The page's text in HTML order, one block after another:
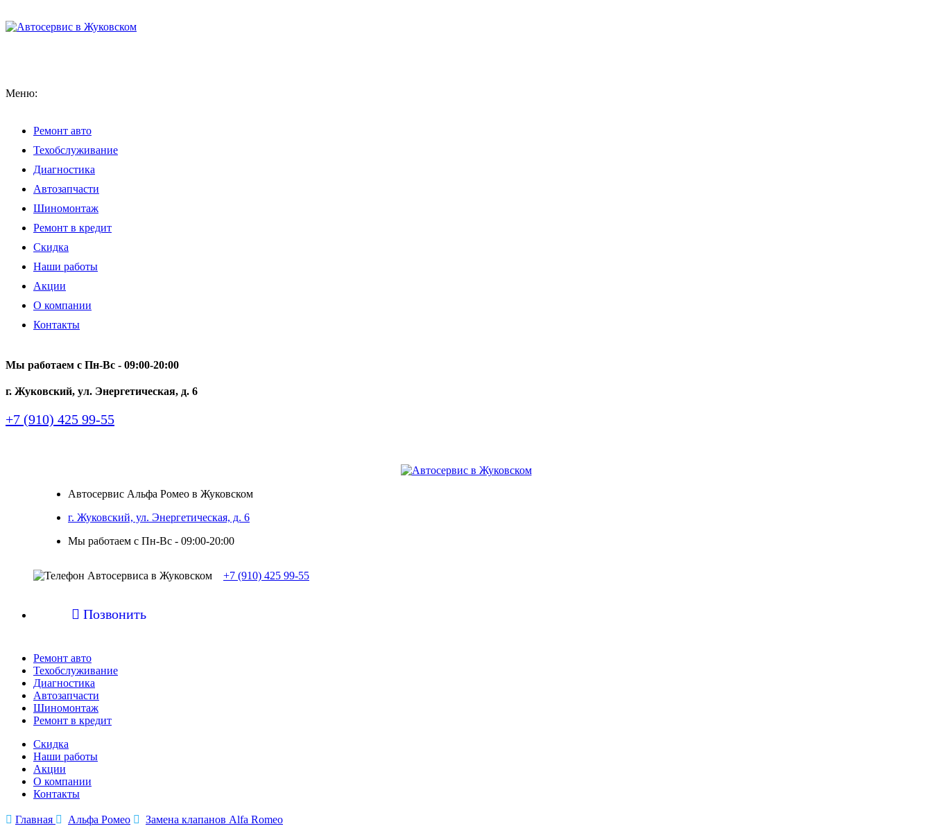
Меню:
Ремонт авто
Техобслуживание
Диагностика
Автозапчасти
Шиномонтаж
Ремонт в кредит
Скидка
Наши работы
Акции
О компании
Контакты
Мы работаем с Пн-Вc - 09:00-20:00
г. Жуковский, ул. Энергетическая, д. 6
+7 (910) 425 99-55
Автосервис Альфа Ромео в Жуковском
г. Жуковский, ул. Энергетическая, д. 6
Мы работаем с Пн-Вc - 09:00-20:00
+7 (910) 425 99-55
 Позвонить
Ремонт авто
Техобслуживание
Диагностика
Автозапчасти
Шиномонтаж
Ремонт в кредит
Скидка
Наши работы
Акции
О компании
Контакты
 Главная  Альфа Ромео  Замена клапанов Alfa Romeo